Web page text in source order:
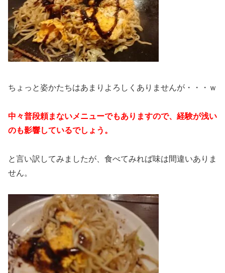
ちょっと姿かたちはあまりよろしくありませんが・・・ｗ
中々普段頼まないメニューでもありますので、経験が浅い
のも影響しているでしょう。
と言い訳してみましたが、食べてみれば味は間違いありま
せん。